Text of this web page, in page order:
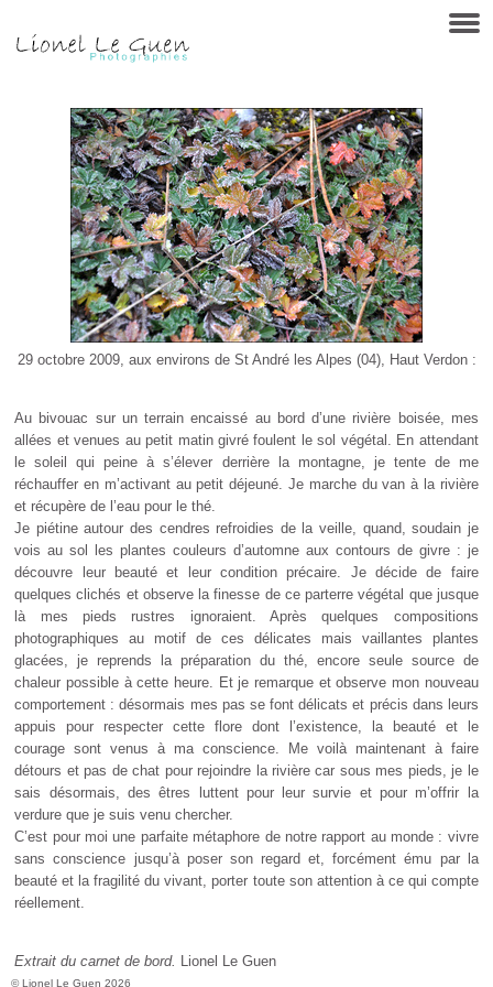
29 octobre 2009, aux environs de St André les Alpes (04), Haut Verdon :
Au bivouac sur un terrain encaissé au bord d’une rivière boisée, mes
allées et venues au petit matin givré foulent le sol végétal. En attendant
le soleil qui peine à s’élever derrière la montagne, je tente de me
réchauffer en m’activant au petit déjeuné. Je marche du van à la rivière
et récupère de l’eau pour le thé.
Je piétine autour des cendres refroidies de la veille, quand, soudain je
vois au sol les plantes couleurs d’automne aux contours de givre : je
découvre leur beauté et leur condition précaire. Je décide de faire
quelques clichés et observe la finesse de ce parterre végétal que jusque
là mes pieds rustres ignoraient. Après quelques compositions
photographiques au motif de ces délicates mais vaillantes plantes
glacées, je reprends la préparation du thé, encore seule source de
chaleur possible à cette heure. Et je remarque et observe mon nouveau
comportement : désormais mes pas se font délicats et précis dans leurs
appuis pour respecter cette flore dont l’existence, la beauté et le
courage sont venus à ma conscience. Me voilà maintenant à faire
détours et pas de chat pour rejoindre la rivière car sous mes pieds, je le
sais désormais, des êtres luttent pour leur survie et pour m’offrir la
verdure que je suis venu chercher.
C’est pour moi une parfaite métaphore de notre rapport au monde : vivre
sans conscience jusqu’à poser son regard et, forcément ému par la
beauté et la fragilité du vivant, porter toute son attention à ce qui compte
réellement.
Extrait du carnet de bord. Lionel Le Guen
© Lionel Le Guen 2026